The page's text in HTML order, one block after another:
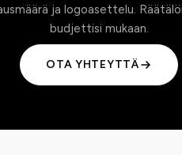
ja logoasettelu.
budjettisi mukaan.
OTA YHTEYTTÄ